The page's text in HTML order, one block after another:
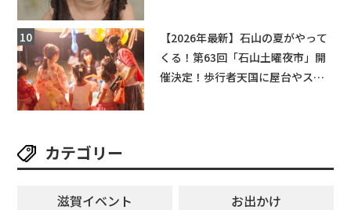
【2026年最新】石山の夏がやって
くる！第63回「石山土曜夜市」開
催決定！歩行者天国に屋台やステ
カテゴリー
滋賀イベント
お出かけ